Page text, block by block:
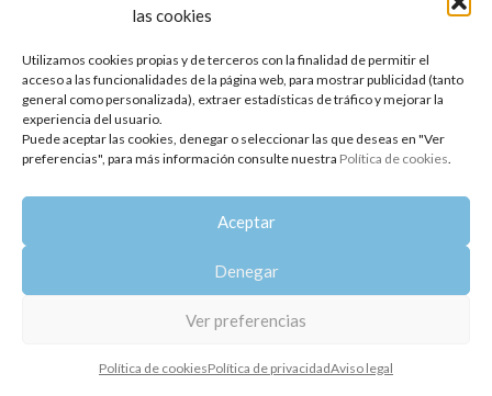
las cookies
Utilizamos cookies propias y de terceros con la finalidad de permitir el
acceso a las funcionalidades de la página web, para mostrar publicidad (tanto
general como personalizada), extraer estadísticas de tráfico y mejorar la
experiencia del usuario.
Puede aceptar las cookies, denegar o seleccionar las que deseas en "Ver
preferencias", para más información consulte nuestra Política de cookies.
Aceptar
Denegar
Ver preferencias
Política de cookiesPolítica de privacidadAviso legal
Copyright 2014-2025
Política de privacidad Aviso legal | Política de cookies